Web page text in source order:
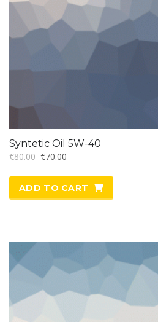
Syntetic Oil 5W-40
€80.00 Original
was:
€80.00.
€70.00
is:
€70.00.
ADD TO CART